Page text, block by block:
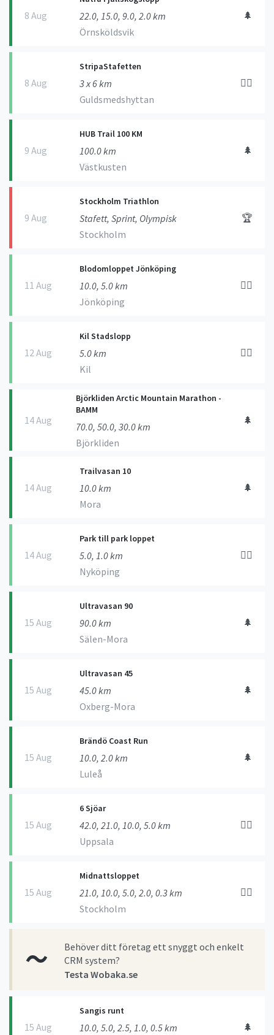
8 Aug
22.0, 15.0, 9.0, 2.0 km
Örnsköldsvik
🌲
8 Aug
StripaStafetten
3 x 6 km
Guldsmedshyttan
🏃‍♀️
9 Aug
HUB Trail 100 KM
100.0 km
Västkusten
🌲
9 Aug
Stockholm Triathlon
Stafett, Sprint, Olympisk
Stockholm
🏆
11 Aug
Blodomloppet Jönköping
10.0, 5.0 km
Jönköping
🏃‍♀️
12 Aug
Kil Stadslopp
5.0 km
Kil
🏃‍♀️
14 Aug
Björkliden Arctic Mountain Marathon -
BAMM
70.0, 50.0, 30.0 km
Björkliden
🌲
14 Aug
Trailvasan 10
10.0 km
Mora
🌲
14 Aug
Park till park loppet
5.0, 1.0 km
Nyköping
🏃‍♀️
15 Aug
Ultravasan 90
90.0 km
Sälen-Mora
🌲
15 Aug
Ultravasan 45
45.0 km
Oxberg-Mora
🌲
15 Aug
Brändö Coast Run
10.0, 2.0 km
Luleå
🌲
15 Aug
6 Sjöar
42.0, 21.0, 10.0, 5.0 km
Uppsala
🏃‍♀️
15 Aug
Midnattsloppet
21.0, 10.0, 5.0, 2.0, 0.3 km
Stockholm
🏃‍♀️
Behöver ditt företag ett snyggt och enkelt
CRM system?
Testa Wobaka.se
15 Aug
Sangis runt
10.0, 5.0, 2.5, 1.0, 0.5 km
🌲